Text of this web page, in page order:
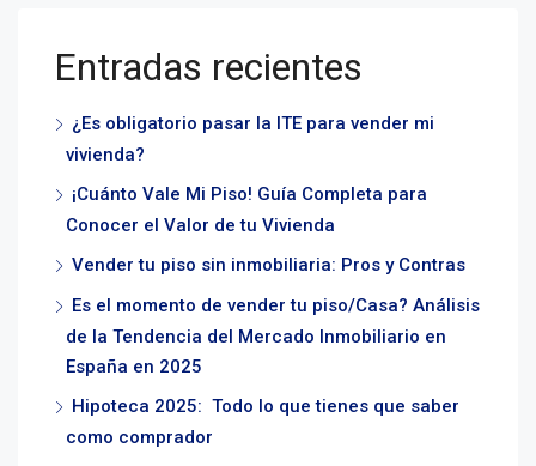
Entradas recientes
¿Es obligatorio pasar la ITE para vender mi
vivienda?
¡Cuánto Vale Mi Piso! Guía Completa para
Conocer el Valor de tu Vivienda
Vender tu piso sin inmobiliaria: Pros y Contras
Es el momento de vender tu piso/Casa? Análisis
de la Tendencia del Mercado Inmobiliario en
España en 2025
Hipoteca 2025: Todo lo que tienes que saber
como comprador